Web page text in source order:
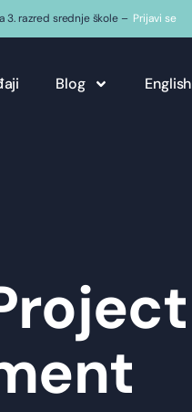
razred srednje škole – Prijavi se
Blog English